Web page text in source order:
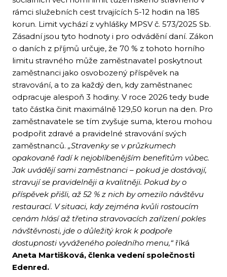
rámci služebních cest trvajících 5-12 hodin na 185
korun. Limit vychází z vyhlášky MPSV č. 573/2025 Sb.
Zásadní jsou tyto hodnoty i pro odvádění daní. Zákon
o daních z příjmů určuje, že 70 % z tohoto horního
limitu stravného může zaměstnavatel poskytnout
zaměstnanci jako osvobozený příspěvek na
stravování, a to za každý den, kdy zaměstnanec
odpracuje alespoň 3 hodiny. V roce 2026 tedy bude
tato částka činit maximálně 129,50 korun na den. Pro
zaměstnavatele se tím zvyšuje suma, kterou mohou
podpořit zdravé a pravidelné stravování svých
zaměstnanců. „Stravenky se v průzkumech
opakovaně řadí k nejoblíbenějším benefitům vůbec.
Jak uvádějí sami zaměstnanci – pokud je dostávají,
stravují se pravidelněji a kvalitněji. Pokud by o
příspěvek přišli, až 52 % z nich by omezilo návštěvu
restaurací. V situaci, kdy zejména kvůli rostoucím
cenám hlásí až třetina stravovacích zařízení pokles
návštěvnosti, jde o důležitý krok k podpoře
dostupnosti vyváženého poledního menu,“říká
Aneta Martišková, členka vedení společnosti
Edenred.